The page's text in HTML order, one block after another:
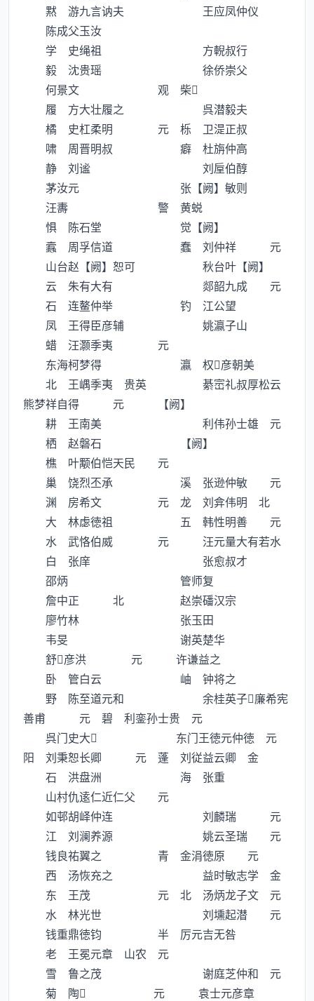
黙 游九言讷夫 王应凤仲仪
陈成父玉汝
学 史绳祖 方輗叔行
毅 沈贵瑶 徐侨崇父
何景文 观 柴
履 方大壮履之 呉潜毅夫
橘 史杠柔明 元 栎 卫湜正叔
啸 周晋明叔 癖 杜旃仲高
静 刘谧 刘垕伯醇
茅汝元 张【阙】敏则
汪夀 警 黄蜕
惧 陈石堂 觉【阙】
蠧 周孚信道 蠢 刘仲祥 元
山台赵【阙】恕可 秋台叶【阙】
云 朱有大有 郯韶九成 元
石 连鳌仲举 钓 江公望
凤 王得臣彦辅 姚瀛子山
蜡 汪灏季夷 元
东海柯梦得 瀛 权彦朝美
北 王嵎季夷 贵英 綦崈礼叔厚松云
熊梦祥自得 元 【阙】
耕 王南美 利伟孙士雄 元
栖 赵磐石 【阙】
樵 叶颙伯恺天民 元
巢 饶烈丕承 溪 张逊仲敏 元
渊 房希文 元 龙 刘弇伟明 北
大 林虙徳祖 五 韩性明善 元
水 武恪伯威 元 汪元量大有若水
白 张庠 张愈叔才
邵炳 管师复
詹中正 北 赵崇磻汉宗
廖竹林 张玉田
韦旻 谢英楚华
舒彦洪 元 许谦益之
卧 管白云 岫 钟将之
野 陈至道元和 余桂英子廉希宪
善甫 元 碧 利銮孙士贵 元
呉门史大 东门王徳元仲徳 元
阳 刘秉恕长卿 元 蓬 刘従益云卿 金
石 洪盘洲 海 张重
山村仇逺仁近仁父 元
如邨胡峄仲连 刘麟瑞 元
江 刘澜养源 姚云圣瑞 元
钱良祐翼之 青 金涓徳原 元
西 汤恢充之 益时敏志学 金
东 王茂 元 北 汤炳龙子文 元
水 林光世 刘壎起潜 元
钱重鼎徳钧 半 厉元吉无咎
老 王冕元章 山农 元
雪 鲁之茂 谢庭芝仲和 元
菊 陶 元 袁士元彦章